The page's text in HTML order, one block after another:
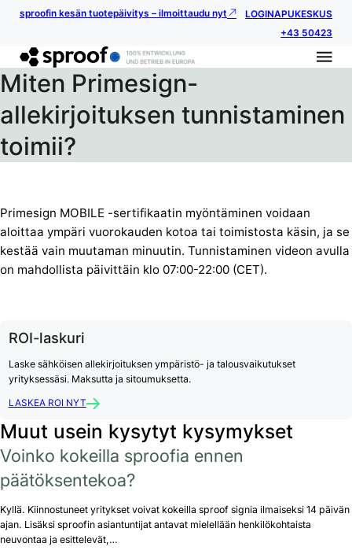
sproofin kesän tuotepäivitys – ilmoittaudu nyt LOGINAPUKESKUS
+43 50423
Miten Primesign-
allekirjoituksen tunnistaminen
toimii?
Primesign MOBILE -sertifikaatin myöntäminen voidaan
aloittaa ympäri vuorokauden kotoa tai toimistosta käsin, ja se
kestää vain muutaman minuutin. Tunnistaminen videon avulla
on mahdollista päivittäin klo 07:00-22:00 (CET).
ROI-laskuri
Laske sähköisen allekirjoituksen ympäristö- ja talousvaikutukset
yrityksessäsi. Maksutta ja sitoumuksetta.
LASKEA ROI NYT
Muut usein kysytyt kysymykset
Voinko kokeilla sproofia ennen
päätöksentekoa?
Kyllä. Kiinnostuneet yritykset voivat kokeilla sproof signia ilmaiseksi 14 päivän
ajan. Lisäksi sproofin asiantuntijat antavat mielellään henkilökohtaista
neuvontaa ja esittelevät,…